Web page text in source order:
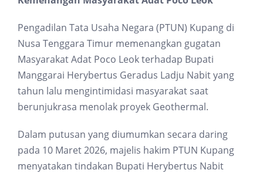
Pengadilan Tata Usaha Negara (PTUN) Kupang di
Nusa Tenggara Timur memenangkan gugatan
Masyarakat Adat Poco Leok terhadap Bupati
Manggarai Herybertus Geradus Ladju Nabit yang
tahun lalu mengintimidasi masyarakat saat
berunjukrasa menolak proyek Geothermal.
Dalam putusan yang diumumkan secara daring
pada 10 Maret 2026, majelis hakim PTUN Kupang
menyatakan tindakan Bupati Herybertus Nabit